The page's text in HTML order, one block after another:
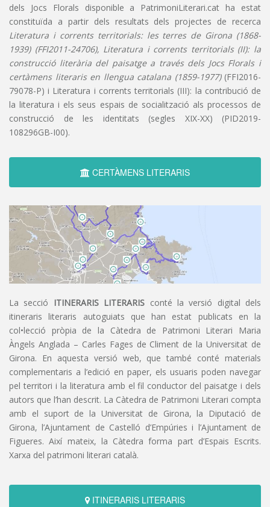
dels Jocs Florals disponible a PatrimoniLiterari.cat ha estat
constituïda a partir dels resultats dels projectes de recerca
Literatura i corrents territorials: les terres de Girona (1868-
1939) (FFI2011-24706), Literatura i corrents territorials (II): la
construcció literària del paisatge a través dels Jocs Florals i
certàmens literaris en llengua catalana (1859-1977)(FFI2016-
79078-P) i Literatura i corrents territorials (III): la contribució de
la literatura i els seus espais de socialització als processos de
construcció de les identitats (segles XIX-XX) (PID2019-
108296GB-I00).
CERTÀMENS LITERARIS
La secció ITINERARIS LITERARIS conté la versió digital dels
itineraris literaris autoguiats que han estat publicats en la
col•lecció pròpia de la Càtedra de Patrimoni Literari Maria
Àngels Anglada – Carles Fages de Climent de la Universitat de
Girona. En aquesta versió web, que també conté materials
complementaris a l’edició en paper, els usuaris poden navegar
pel territori i la literatura amb el fil conductor del paisatge i dels
autors que l’han descrit. La Càtedra de Patrimoni Literari compta
amb el suport de la Universitat de Girona, la Diputació de
Girona, l’Ajuntament de Castelló d’Empúries i l’Ajuntament de
Figueres. Així mateix, la Càtedra forma part d’Espais Escrits.
Xarxa del patrimoni literari català.
ITINERARIS LITERARIS